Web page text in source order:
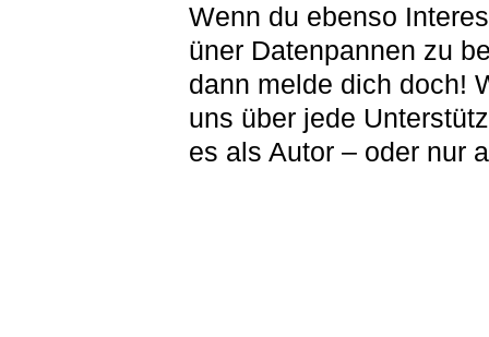
Wenn du ebenso
üner Datenpannen zu
dann melde dich doch!
uns über jede
es als Autor – oder nur